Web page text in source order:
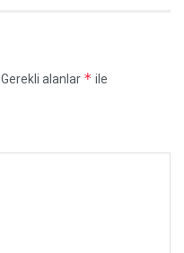
Gerekli alanlar * ile